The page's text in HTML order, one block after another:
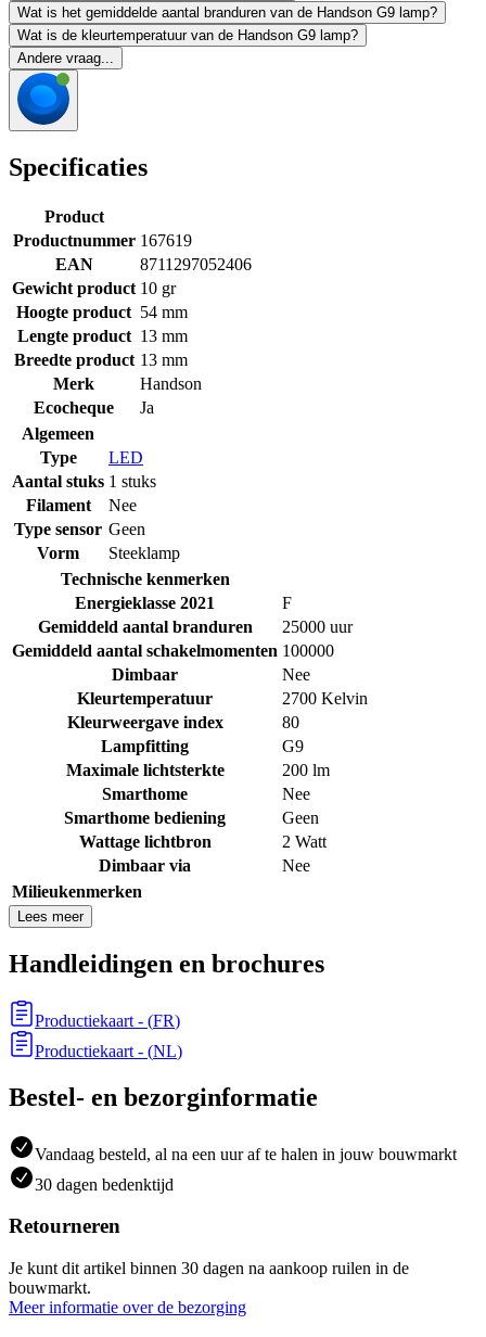
Wat is het gemiddelde aantal branduren van de Handson G9 lamp?
Wat is de kleurtemperatuur van de Handson G9 lamp?
Andere vraag...
Specificaties
Product
Productnummer 167619
EAN
8711297052406
Gewicht product 10 gr
Hoogte product 54 mm
Lengte product 13 mm
Breedte product 13 mm
Merk
Handson
Ecocheque
Ja
Algemeen
Type
LED
Aantal stuks 1 stuks
Filament
Nee
Type sensor Geen
Vorm
Steeklamp
Technische kenmerken
Energieklasse 2021
F
Gemiddeld aantal branduren
25000 uur
Gemiddeld aantal schakelmomenten 100000
Dimbaar
Nee
Kleurtemperatuur
2700 Kelvin
Kleurweergave index
80
Lampfitting
G9
Maximale lichtsterkte
200 lm
Smarthome
Nee
Smarthome bediening
Geen
Wattage lichtbron
2 Watt
Dimbaar via
Nee
Milieukenmerken
Lees meer
Handleidingen en brochures
Productiekaart - (FR)
Productiekaart - (NL)
Bestel- en bezorginformatie
Vandaag besteld, al na een uur af te halen in jouw bouwmarkt
30 dagen bedenktijd
Retourneren
Je kunt dit artikel binnen 30 dagen na aankoop ruilen in de
bouwmarkt.
Meer informatie over de bezorging